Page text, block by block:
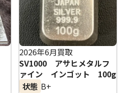
2026年6月買取
SV1000 アサヒメタルフ
ァイン インゴット 100g
状態 B+